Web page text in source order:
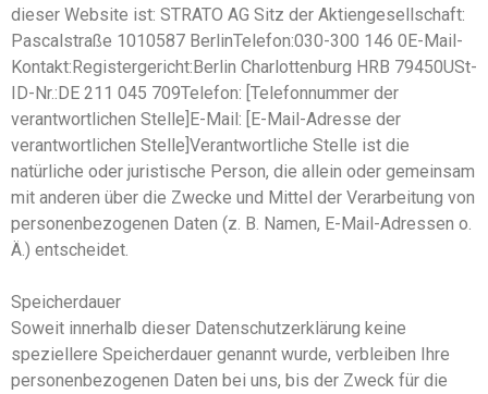
dieser Website ist: STRATO AG Sitz der Aktiengesellschaft:
Pascalstraße 1010587 BerlinTelefon:030-300 146 0E-Mail-
Kontakt:Registergericht:Berlin Charlottenburg HRB 79450USt-
ID-Nr.:DE 211 045 709Telefon: [Telefonnummer der
verantwortlichen Stelle]E-Mail: [E-Mail-Adresse der
verantwortlichen Stelle]Verantwortliche Stelle ist die
natürliche oder juristische Person, die allein oder gemeinsam
mit anderen über die Zwecke und Mittel der Verarbeitung von
personenbezogenen Daten (z. B. Namen, E-Mail-Adressen o.
Ä.) entscheidet.
Speicherdauer
Soweit innerhalb dieser Datenschutzerklärung keine
speziellere Speicherdauer genannt wurde, verbleiben Ihre
personenbezogenen Daten bei uns, bis der Zweck für die